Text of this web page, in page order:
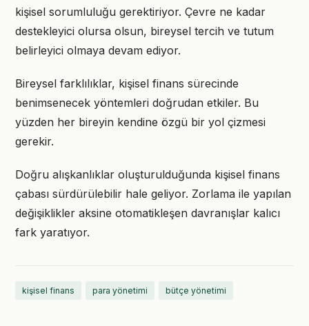
kişisel sorumluluğu gerektiriyor. Çevre ne kadar
destekleyici olursa olsun, bireysel tercih ve tutum
belirleyici olmaya devam ediyor.
Bireysel farklılıklar, kişisel finans sürecinde
benimsenecek yöntemleri doğrudan etkiler. Bu
yüzden her bireyin kendine özgü bir yol çizmesi
gerekir.
Doğru alışkanlıklar oluşturulduğunda kişisel finans
çabası sürdürülebilir hale geliyor. Zorlama ile yapılan
değişiklikler aksine otomatikleşen davranışlar kalıcı
fark yaratıyor.
kişisel finans para yönetimi bütçe yönetimi